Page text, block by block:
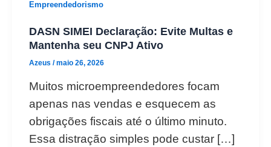
Empreendedorismo
DASN SIMEI Declaração: Evite Multas e
Mantenha seu CNPJ Ativo
Azeus /maio 26, 2026
Muitos microempreendedores focam
apenas nas vendas e esquecem as
obrigações fiscais até o último minuto.
Essa distração simples pode custar […]